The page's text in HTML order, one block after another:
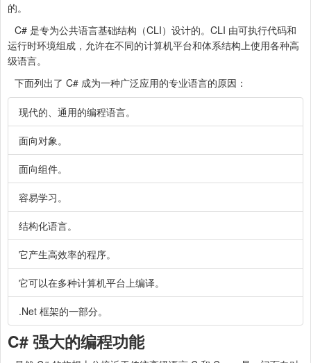
的。
C# 是专为公共语言基础结构（CLI）设计的。CLI 由可执行代码和
运行时环境组成，允许在不同的计算机平台和体系结构上使用各种高
级语言。
下面列出了 C# 成为一种广泛应用的专业语言的原因：
现代的、通用的编程语言。
面向对象。
面向组件。
容易学习。
结构化语言。
它产生高效率的程序。
它可以在多种计算机平台上编译。
.Net 框架的一部分。
C# 强大的编程功能